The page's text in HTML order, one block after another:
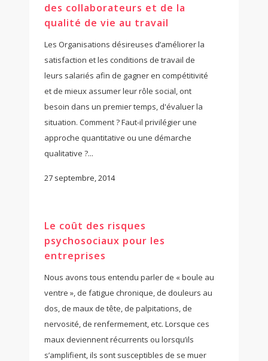
des collaborateurs et de la
qualité de vie au travail
Les Organisations désireuses d’améliorer la
satisfaction et les conditions de travail de
leurs salariés afin de gagner en compétitivité
et de mieux assumer leur rôle social, ont
besoin dans un premier temps, d'évaluer la
situation. Comment ? Faut-il privilégier une
approche quantitative ou une démarche
qualitative ?...
27 septembre, 2014
Le coût des risques
psychosociaux pour les
entreprises
Nous avons tous entendu parler de « boule au
ventre », de fatigue chronique, de douleurs au
dos, de maux de tête, de palpitations, de
nervosité, de renfermement, etc. Lorsque ces
maux deviennent récurrents ou lorsqu’ils
s’amplifient, ils sont susceptibles de se muer